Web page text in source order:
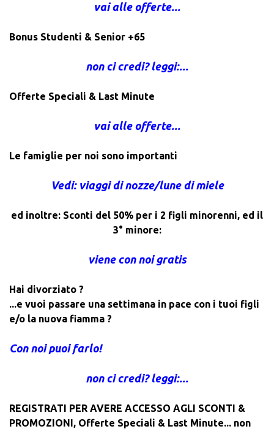
vai alle offerte...
Bonus Studenti & Senior +65
non ci credi? leggi:...
Offerte Speciali & Last Minute
vai alle offerte...
Le famiglie per noi sono importanti
Vedi: viaggi di nozze/lune di miele
ed inoltre: Sconti del 50% per i 2 figli minorenni, ed il
3° minore:
viene con noi gratis
Hai divorziato ?
...e vuoi passare una settimana in pace con i tuoi figli
e/o la nuova fiamma ?
Con noi puoi farlo!
non ci credi? leggi:...
REGISTRATI PER AVERE ACCESSO AGLI SCONTI &
PROMOZIONI, Offerte Speciali & Last Minute... non